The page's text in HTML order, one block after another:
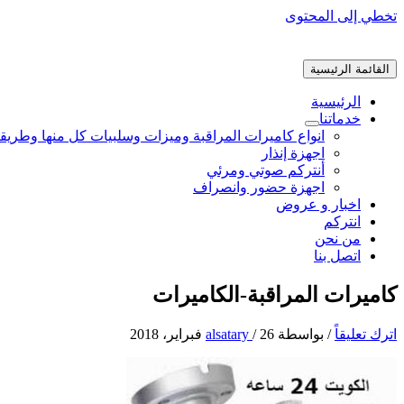
تخطي إلى المحتوى
القائمة الرئيسية
الرئيسية
خدماتنا
انواع كاميرات المراقبة وميزات وسلبيات كل منها
اجهزة إنذار
أنتركم صوتي ومرئي
اجهزة حضور وانصراف
اخبار و عروض
انتركم
من نحن
اتصل بنا
كاميرات المراقبة-الكاميرات
اترك تعليقاً / بواسطة alsatary / 26 فبراير، 2018